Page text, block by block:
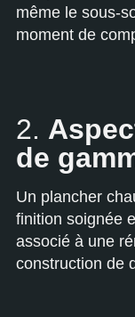
même le sous-
moment de
2.
de
Un plancher
finition soignée
associé à une
construction de